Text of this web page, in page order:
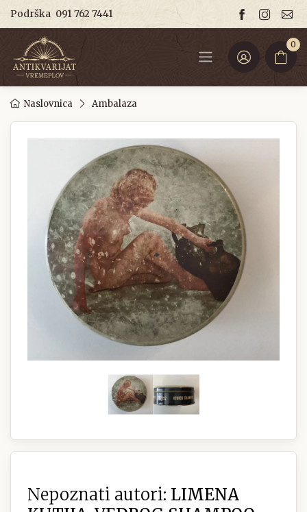
Podrška 091 762 7441
0
Naslovnica Ambalaza
Nepoznati autori: LIMENA